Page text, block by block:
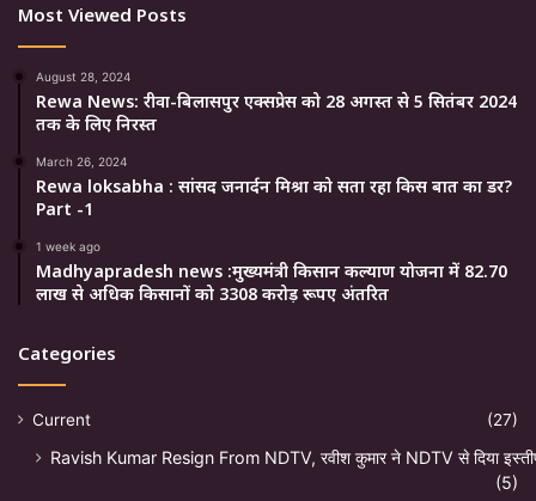
Most Viewed Posts
August 28, 2024
Rewa News: रीवा-बिलासपुर एक्सप्रेस को 28 अगस्त से 5 सितंबर 2024
तक के लिए निरस्त
March 26, 2024
Rewa loksabha : सांसद जनार्दन मिश्रा को सता रहा किस बात का डर?
Part -1
1 week ago
Madhyapradesh news :मुख्यमंत्री किसान कल्याण योजना में 82.70
लाख से अधिक किसानों को 3308 करोड़ रूपए अंतरित
Categories
Current (27)
Ravish Kumar Resign From NDTV, रवीश कुमार ने NDTV से दिया
(5)